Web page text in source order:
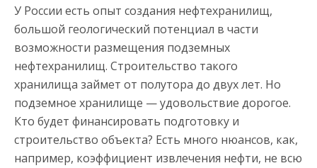
У России есть опыт создания нефтехранилищ,
большой геологический потенциал в части
возможности размещения подземных
нефтехранилищ. Строительство такого
хранилища займет от полутора до двух лет. Но
подземное хранилище — удовольствие дорогое.
Кто будет финансировать подготовку и
строительство объекта? Есть много нюансов, как,
например, коэффициент извлечения нефти, не всю